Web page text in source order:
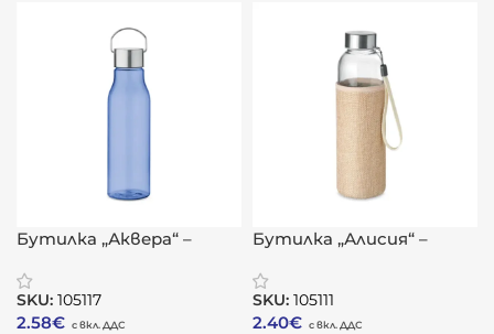
Бутилка „Аквера“ –
устойчивост с свежа
енергия
SKU: 105117
2.58€
Бутилка „Алисия“ –
с натурален акцент
SKU: 105111
2.40€